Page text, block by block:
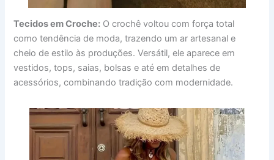
Tecidos em Croche: O crochê voltou com força total
como tendência de moda, trazendo um ar artesanal e
cheio de estilo às produções. Versátil, ele aparece em
vestidos, tops, saias, bolsas e até em detalhes de
acessórios, combinando tradição com modernidade.